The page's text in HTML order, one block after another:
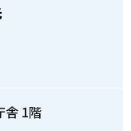
舎 1階